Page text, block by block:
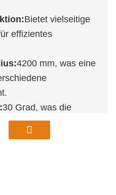
Bietet vielseitige
effizientes
4200 mm, was eine
30 Grad, was die
auf engstem